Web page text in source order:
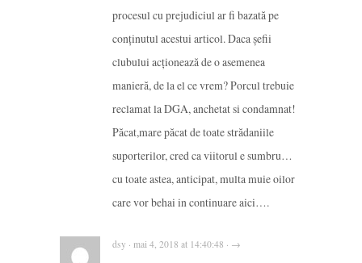
procesul cu prejudiciul ar fi bazată pe
conținutul acestui articol. Daca șefii
clubului acționează de o asemenea
manieră, de la el ce vrem? Porcul trebuie
reclamat la DGA, anchetat si condamnat!
Păcat,mare păcat de toate strădaniile
suporterilor, cred ca viitorul e sumbru…
cu toate astea, anticipat, multa muie oilor
care vor behai in continuare aici….
dsy · mai 4, 2018 at 14:40:48 · →